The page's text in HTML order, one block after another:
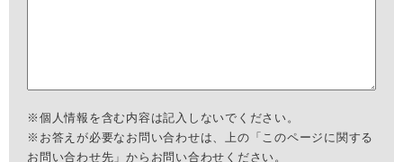
※個人情報を含む内容は記入しないでください。
※お答えが必要なお問い合わせは、上の「このページに関する
お問い合わせ先」からお問い合わせください。